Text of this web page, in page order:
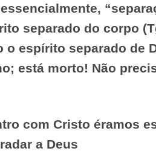
separado do corpo
espírito separado de
está morto! Não
com Cristo éramos
a Deus